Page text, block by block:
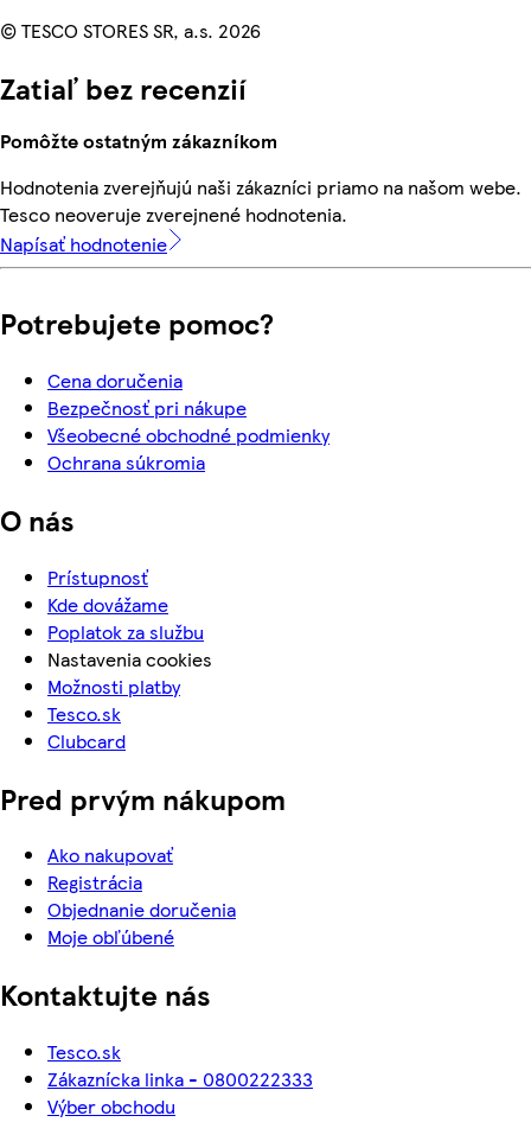
© TESCO STORES SR, a.s. 2026
Zatiaľ bez recenzií
Pomôžte ostatným zákazníkom
Hodnotenia zverejňujú naši zákazníci priamo na našom webe.
Tesco neoveruje zverejnené hodnotenia.
Napísať hodnotenie
Potrebujete pomoc?
Cena doručenia
Bezpečnosť pri nákupe
Všeobecné obchodné podmienky
Ochrana súkromia
O nás
Prístupnosť
Kde dovážame
Poplatok za službu
Nastavenia cookies
Možnosti platby
Tesco.sk
Clubcard
Pred prvým nákupom
Ako nakupovať
Registrácia
Objednanie doručenia
Moje obľúbené
Kontaktujte nás
Tesco.sk
Zákaznícka linka - 0800222333
Výber obchodu